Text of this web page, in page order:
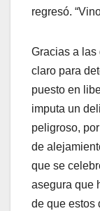
regresó.
Gracias a
claro para
puesto en
imputa un
peligroso,
de
que se
asegura que
de que estos